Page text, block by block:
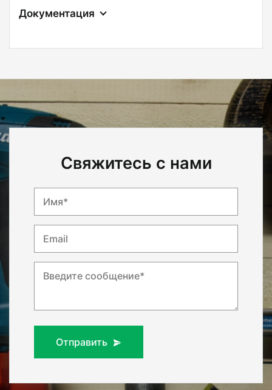
Документация
Свяжитесь с нами
Имя*
Email
Введите сообщение*
Отправить